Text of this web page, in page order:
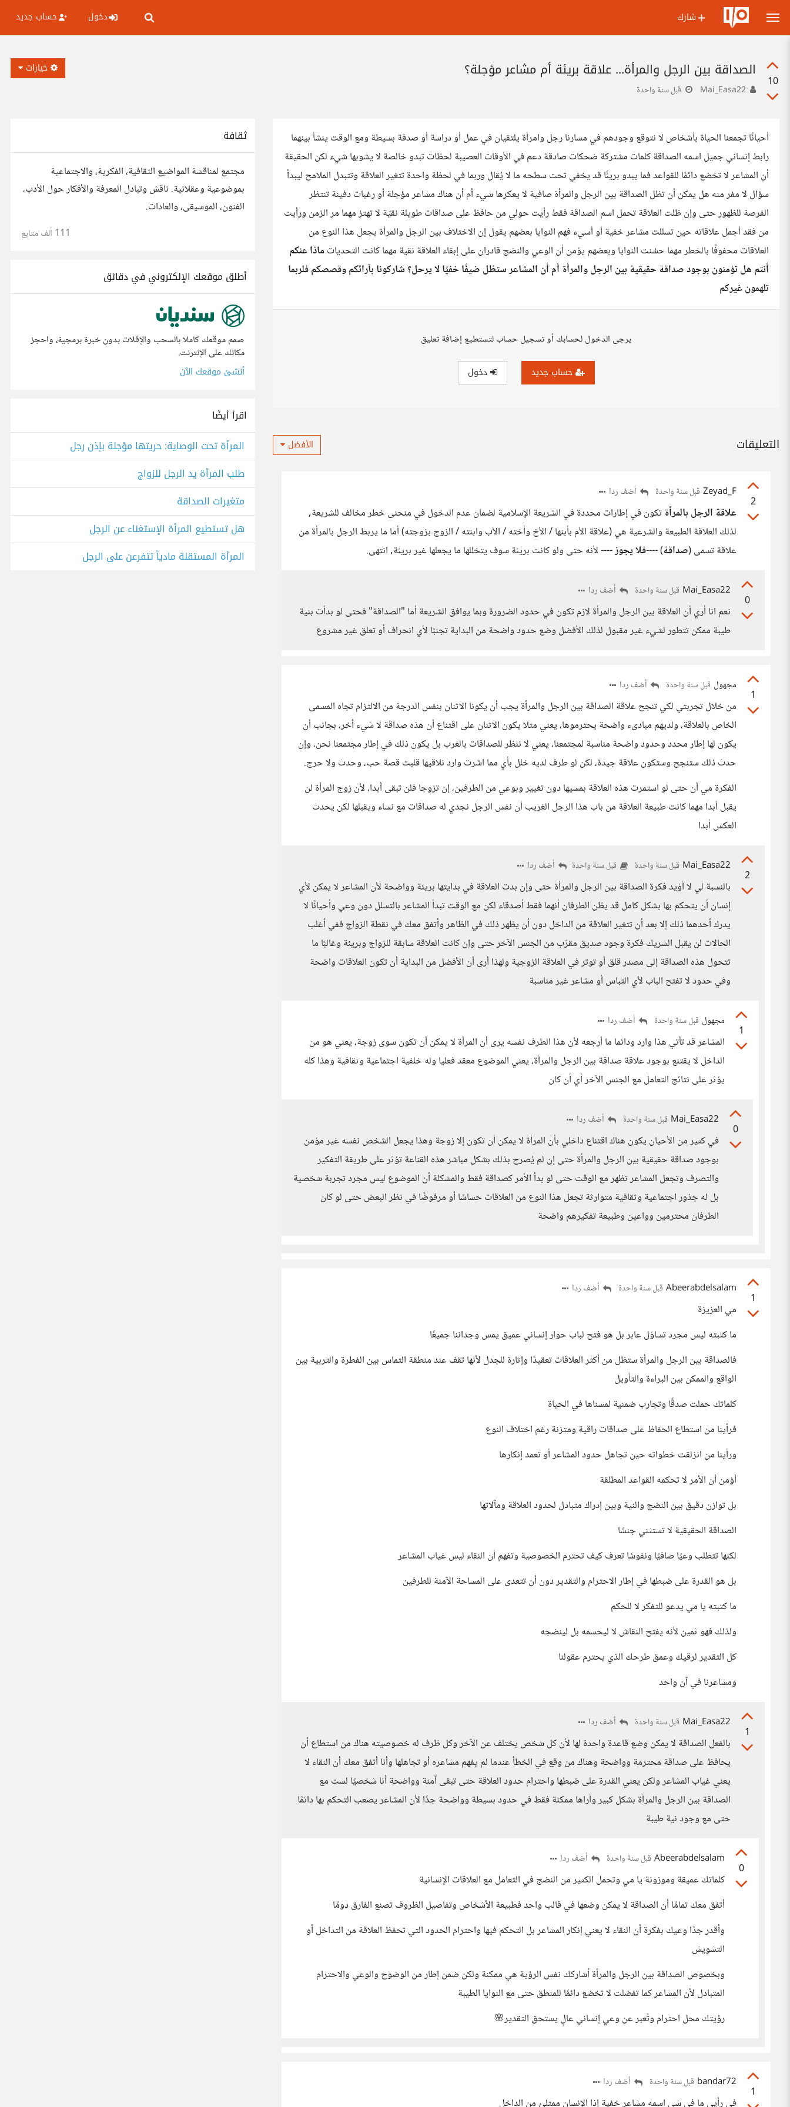
شارك دخول حساب جديد
10
الصداقة بين الرجل والمرأة... علاقة بريئة أم مشاعر مؤجلة؟
قبل سنة واحدة
خيارات
أحيانًا تجمعنا الحياة بأشخاص لا نتوقع وجودهم في مسارنا رجل وامرأة يلتقيان في عمل أو دراسة أو صدفة بسيطة ومع الوقت ينشأ بينهما
رابط إنساني جميل اسمه الصداقة كلمات مشتركة ضحكات صادقة دعم في الأوقات العصيبة لحظات تبدو خالصة لا يشوبها شيء لكن الحقيقة
أن المشاعر لا تخضع دائمًا للقواعد فما يبدو بريئًا قد يخفي تحت سطحه ما لا يُقال وربما في لحظة واحدة تتغير العلاقة وتتبدل الملامح ليبدأ
سؤال لا مفر منه هل يمكن أن تظل الصداقة بين الرجل والمرأة صافية لا يعكرها شيء أم أن هناك مشاعر مؤجلة أو رغبات دفينة تنتظر
الفرصة للظهور حتى وإن ظلت العلاقة تحمل اسم الصداقة فقط رأيت حولي من حافظ على صداقات طويلة نقيّة لا تهتز مهما مر الزمن ورأيت
من فقد أجمل علاقاته حين تسللت مشاعر خفية أو أسيء فهم النوايا بعضهم يقول إن الاختلاف بين الرجل والمرأة يجعل هذا النوع من
العلاقات محفوفًا بالخطر مهما حسُنت النوايا وبعضهم يؤمن أن الوعي والنضج قادران على إبقاء العلاقة نقية مهما كانت التحدياتماذا عنكم
أنتم هل تؤمنون بوجود صداقة حقيقية بين الرجل والمرأة أم أن المشاعر ستظل ضيفًا خفيًا لا يرحل؟ شاركونا بآرائكم وقصصكم فلربما
تلهمون غيركم
يرجى الدخول لحسابك أو تسجيل حساب لتستطيع إضافة تعليق
حساب جديد دخول
التعليقات الأفضل
2
Zeyad_F قبل سنة واحدة أضف ردا
علاقة الرجل بالمرأة تكون في إطارات محددة في الشريعة الإسلامية لضمان عدم الدخول في منحنى خطر مخالف للشريعة,
لذلك العلاقة الطبيعة والشرعية هي (علاقة الأم بأبنها / الأخ وأخته / الأب وابنته / الزوج بزوجته) أما ما يربط الرجل بالمرأة من
علاقة تسمى (صداقة) ----فلا يجوز---- لأنه حتى ولو كانت بريئة سوف يتخللها ما يجعلها غير بريئة, انتهى.
0
Mai_Easa22 قبل سنة واحدة أضف ردا
نعم انا أري أن العلاقة بين الرجل والمرأة لازم تكون في حدود الضرورة وبما يوافق الشريعة أما "الصداقة" فحتى لو بدأت بنية
طيبة ممكن تتطور لشيء غير مقبول لذلك الأفضل وضع حدود واضحة من البداية تجنبًا لأي انحراف أو تعلق غير مشروع
1
مجهول قبل سنة واحدة أضف ردا
من خلال تجربتي لكي تنجح علاقة الصداقة بين الرجل والمرأة يجب أن يكونا الاثنان بنفس الدرجة من الالتزام تجاه المسمى
الخاص بالعلاقة، ولديهم مبادىء واضحة يحترموها، يعني مثلا يكون الاثنان على اقتناع أن هذه صداقة لا شيء أخر، بجانب أن
يكون لها إطار محدد وحدود واضحة مناسبة لمجتمعنا، يعني لا ننظر للصداقات بالغرب بل يكون ذلك في إطار مجتمعنا نحن، وإن
حدث ذلك ستنجح وستكون علاقة جيدة، لكن لو طرف لديه خلل بأي مما اشرت وارد نلاقيها قلبت قصة حب، وحدث ولا حرج.
الفكرة مي أن حتى لو استمرت هذه العلاقة بمسيها دون تغيير وبوعي من الطرفين، إن تزوجا فلن تبقى أبدا، لأن زوج المرأة لن
يقبل أبدا مهما كانت طبيعة العلاقة من باب هذا الرجل الغريب أن نفس الرجل نجدي له صداقات مع نساء ويقبلها لكن يحدث
العكس أبدا
2
Mai_Easa22 قبل سنة واحدة قبل سنة واحدة أضف ردا
بالنسبة لي لا أؤيد فكرة الصداقة بين الرجل والمرأة حتى وإن بدت العلاقة في بدايتها بريئة وواضحة لأن المشاعر لا يمكن لأي
إنسان أن يتحكم بها بشكل كامل قد يظن الطرفان أنهما فقط أصدقاء لكن مع الوقت تبدأ المشاعر بالتسلل دون وعي وأحيانًا لا
يدرك أحدهما ذلك إلا بعد أن تتغير العلاقة من الداخل دون أن يظهر ذلك في الظاهر وأتفق معك في نقطة الزواج ففي أغلب
الحالات لن يقبل الشريك فكرة وجود صديق مقرّب من الجنس الآخر حتى وإن كانت العلاقة سابقة للزواج وبريئة وغالبًا ما
تتحول هذه الصداقة إلى مصدر قلق أو توتر في العلاقة الزوجية ولهذا أرى أن الأفضل من البداية أن تكون العلاقات واضحة
وفي حدود لا تفتح الباب لأي التباس أو مشاعر غير مناسبة
1
مجهول قبل سنة واحدة أضف ردا
المشاعر قد تأتي هذا وارد ودائما ما أرجعه لأن هذا الطرف نفسه يرى أن المرأة لا يمكن أن تكون سوى زوجة، يعني هو من
الداخل لا يقتنع بوجود علاقة صداقة بين الرجل والمرأة، يعني الموضوع معقد فعليا وله خلفية اجتماعية وثقافية وهذا كله
يؤثر على نتائج التعامل مع الجنس الآخر أي أن كان
0
Mai_Easa22 قبل سنة واحدة أضف ردا
في كثير من الأحيان يكون هناك اقتناع داخلي بأن المرأة لا يمكن أن تكون إلا زوجة وهذا يجعل الشخص نفسه غير مؤمن
بوجود صداقة حقيقية بين الرجل والمرأة حتى إن لم يُصرح بذلك بشكل مباشر هذه القناعة تؤثر على طريقة التفكير
والتصرف وتجعل المشاعر تظهر مع الوقت حتى لو بدأ الأمر كصداقة فقط والمشكلة أن الموضوع ليس مجرد تجربة شخصية
بل له جذور اجتماعية وثقافية متوارثة تجعل هذا النوع من العلاقات حساسًا أو مرفوضًا في نظر البعض حتى لو كان
الطرفان محترمين وواعين وطبيعة تفكيرهم واضحة
1
Abeerabdelsalam قبل سنة واحدة أضف ردا
مي العزيزة
ما كتبته ليس مجرد تساؤل عابر بل هو فتح لباب حوار إنساني عميق يمس وجداننا جميعًا
فالصداقة بين الرجل والمرأة ستظل من أكثر العلاقات تعقيدًا وإثارة للجدل لأنها تقف عند منطقة التماس بين الفطرة والتربية بين
الواقع والممكن بين البراءة والتأويل
كلماتك حملت صدقًا وتجارب ضمنية لمسناها في الحياة
فرأينا من استطاع الحفاظ على صداقات راقية ومتزنة رغم اختلاف النوع
ورأينا من انزلقت خطواته حين تجاهل حدود المشاعر أو تعمد إنكارها
أؤمن أن الأمر لا تحكمه القواعد المطلقة
بل توازن دقيق بين النضج والنية وبين إدراك متبادل لحدود العلاقة ومآلاتها
الصداقة الحقيقية لا تستثني جنسًا
لكنها تتطلب وعيًا صافيًا ونفوسًا تعرف كيف تحترم الخصوصية وتفهم أن النقاء ليس غياب المشاعر
بل هو القدرة على ضبطها في إطار الاحترام والتقدير دون أن تتعدى على المساحة الآمنة للطرفين
ما كتبته يا مي يدعو للتفكر لا للحكم
ولذلك فهو ثمين لأنه يفتح النقاش لا ليحسمه بل لينضجه
كل التقدير لرقيك وعمق طرحك الذي يحترم عقولنا
ومشاعرنا في آن واحد
1
Mai_Easa22 قبل سنة واحدة أضف ردا
بالفعل الصداقة لا يمكن وضع قاعدة واحدة لها لأن كل شخص يختلف عن الآخر وكل ظرف له خصوصيته هناك من استطاع أن
يحافظ على صداقة محترمة وواضحة وهناك من وقع في الخطأ عندما لم يفهم مشاعره أو تجاهلها وأنا أتفق معك أن النقاء لا
يعني غياب المشاعر ولكن يعني القدرة على ضبطها واحترام حدود العلاقة حتى تبقى آمنة وواضحة أنا شخصيًا لست مع
الصداقة بين الرجل والمرأة بشكل كبير وأراها ممكنة فقط في حدود بسيطة وواضحة جدًا لأن المشاعر يصعب التحكم بها دائمًا
حتى مع وجود نية طيبة
0
Abeerabdelsalam قبل سنة واحدة أضف ردا
كلماتك عميقة وموزونة يا مي وتحمل الكثير من النضج في التعامل مع العلاقات الإنسانية
أتفق معك تمامًا أن الصداقة لا يمكن وضعها في قالب واحد فطبيعة الأشخاص وتفاصيل الظروف تصنع الفارق دومًا
وأقدر جدًا وعيك بفكرة أن النقاء لا يعني إنكار المشاعر بل التحكم فيها واحترام الحدود التي تحفظ العلاقة من التداخل أو
التشويش
وبخصوص الصداقة بين الرجل والمرأة أشاركك نفس الرؤية هي ممكنة ولكن ضمن إطار من الوضوح والوعي والاحترام
المتبادل لأن المشاعر كما تفضلت لا تخضع دائمًا للمنطق حتى مع النوايا الطيبة
رؤيتك محل احترام وتُعبر عن وعي إنساني عالٍ يستحق التقدير🌸
1
bandar72 قبل سنة واحدة أضف ردا
ثقافة
مجتمع لمناقشة المواضيع الثقافية، الفكرية، والاجتماعية
بموضوعية وعقلانية. ناقش وتبادل المعرفة والأفكار حول الأدب،
الفنون، الموسيقى، والعادات.
111 ألف متابع
أطلق موقعك الإلكتروني في دقائق
صمم موقعك كاملا بالسحب والإفلات بدون خبرة برمجية، واحجز
مكانك على الإنترنت.
أنشئ موقعك الآن
اقرأ أيضًا
المرأة تحت الوصاية: حريتها مؤجلة بإذن رجل
طلب المرأة يد الرجل للزواج
متغيرات الصداقة
هل تستطيع المرأة الإستغناء عن الرجل
المرأة المستقلة مادياً تتفرعن على الرجل